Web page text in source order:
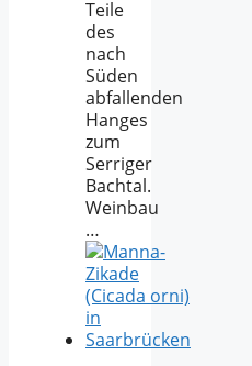
Teile
des
nach
Süden
abfallenden
Hanges
zum
Serriger
Bachtal.
Weinbau
…